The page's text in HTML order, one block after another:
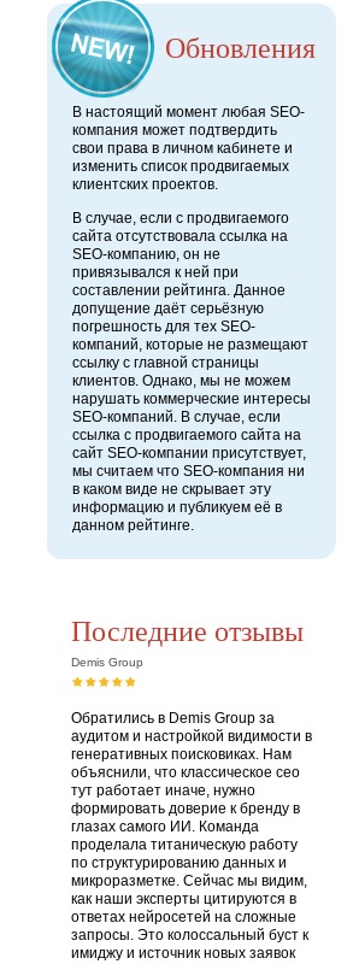
Обновления
В настоящий момент любая SEO-
компания может подтвердить
свои права в личном кабинете и
изменить список продвигаемых
клиентских проектов.
В случае, если с продвигаемого
сайта отсутствовала ссылка на
SEO-компанию, он не
привязывался к ней при
составлении рейтинга. Данное
допущение даёт серьёзную
погрешность для тех SEO-
компаний, которые не размещают
ссылку с главной страницы
клиентов. Однако, мы не можем
нарушать коммерческие интересы
SEO-компаний. В случае, если
ссылка с продвигаемого сайта на
сайт SEO-компании присутствует,
мы считаем что SEO-компания ни
в каком виде не скрывает эту
информацию и публикуем её в
данном рейтинге.
Последние отзывы
Demis Group
Обратились в Demis Group за
аудитом и настройкой видимости в
генеративных поисковиках. Нам
объяснили, что классическое сео
тут работает иначе, нужно
формировать доверие к бренду в
глазах самого ИИ. Команда
проделала титаническую работу
по структурированию данных и
микроразметке. Сейчас мы видим,
как наши эксперты цитируются в
ответах нейросетей на сложные
запросы. Это колоссальный буст к
имиджу и источник новых заявок